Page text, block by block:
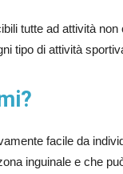
tutte ad attività
tipo di attività
facile da
inguinale e che